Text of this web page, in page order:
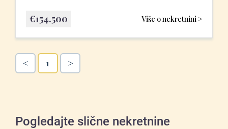
Više o nekretnini >
€154.500
< 1 >
Pogledajte slične nekretnine